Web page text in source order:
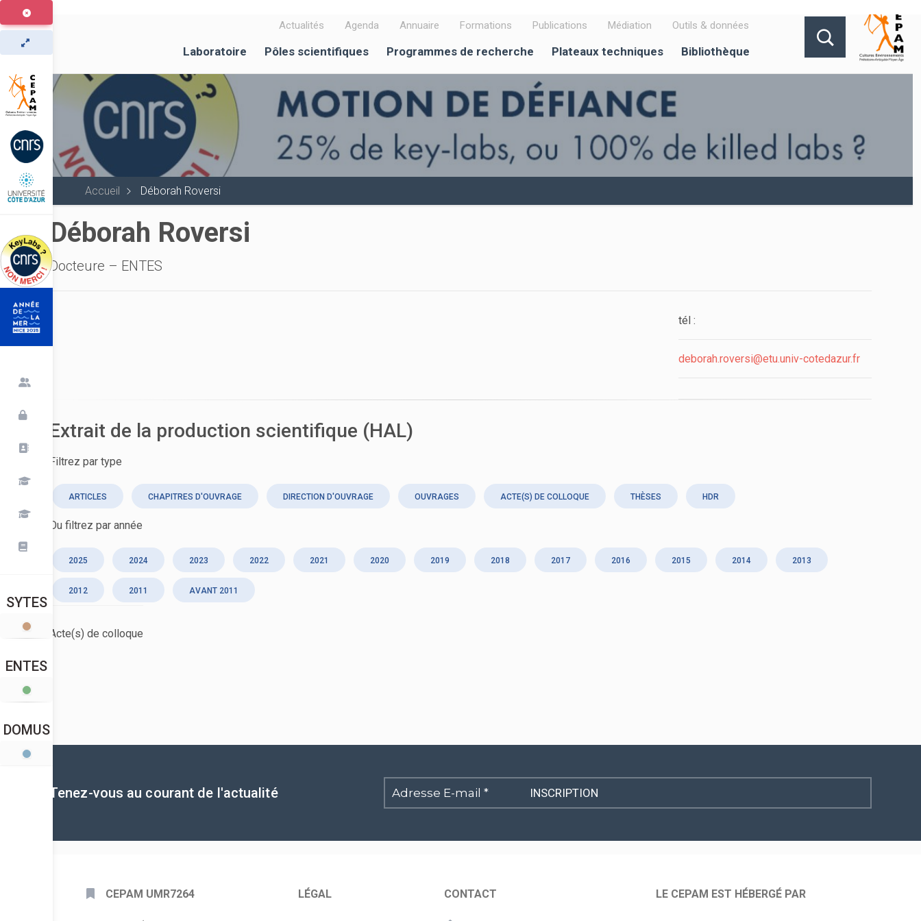
Aller
au
contenu
principal
Actualités Agenda Annuaire Formations Publications Médiation Outils & données
Laboratoire Pôles scientifiques Programmes de recherche Plateaux techniques Bibliothèque
Accueil Déborah Roversi
SYTES
ENTES
DOMUS
Déborah Roversi
Docteure – ENTES
tél :
deborah.roversi@etu.univ-cotedazur.fr
Extrait de la production scientifique (HAL)
Filtrez par type
ARTICLES CHAPITRES D'OUVRAGE DIRECTION D'OUVRAGE OUVRAGES ACTE(S) DE COLLOQUE THÈSES HDR
Ou filtrez par année
2025 2024 2023 2022 2021 2020 2019 2018 2017 2016 2015 2014 2013
2012 2011 AVANT 2011
Acte(s) de colloque
Tenez-vous au courant de l'actualité
Adresse
E-
CEPAM UMR7264 LÉGAL CONTACT LE CEPAM EST HÉBERGÉ PAR